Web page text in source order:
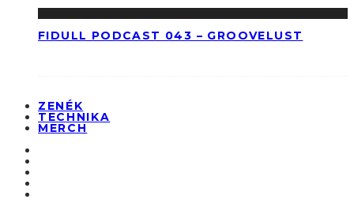
FIDULL PODCAST 043 – GROOVELUST
ZENÉK
TECHNIKA
MERCH